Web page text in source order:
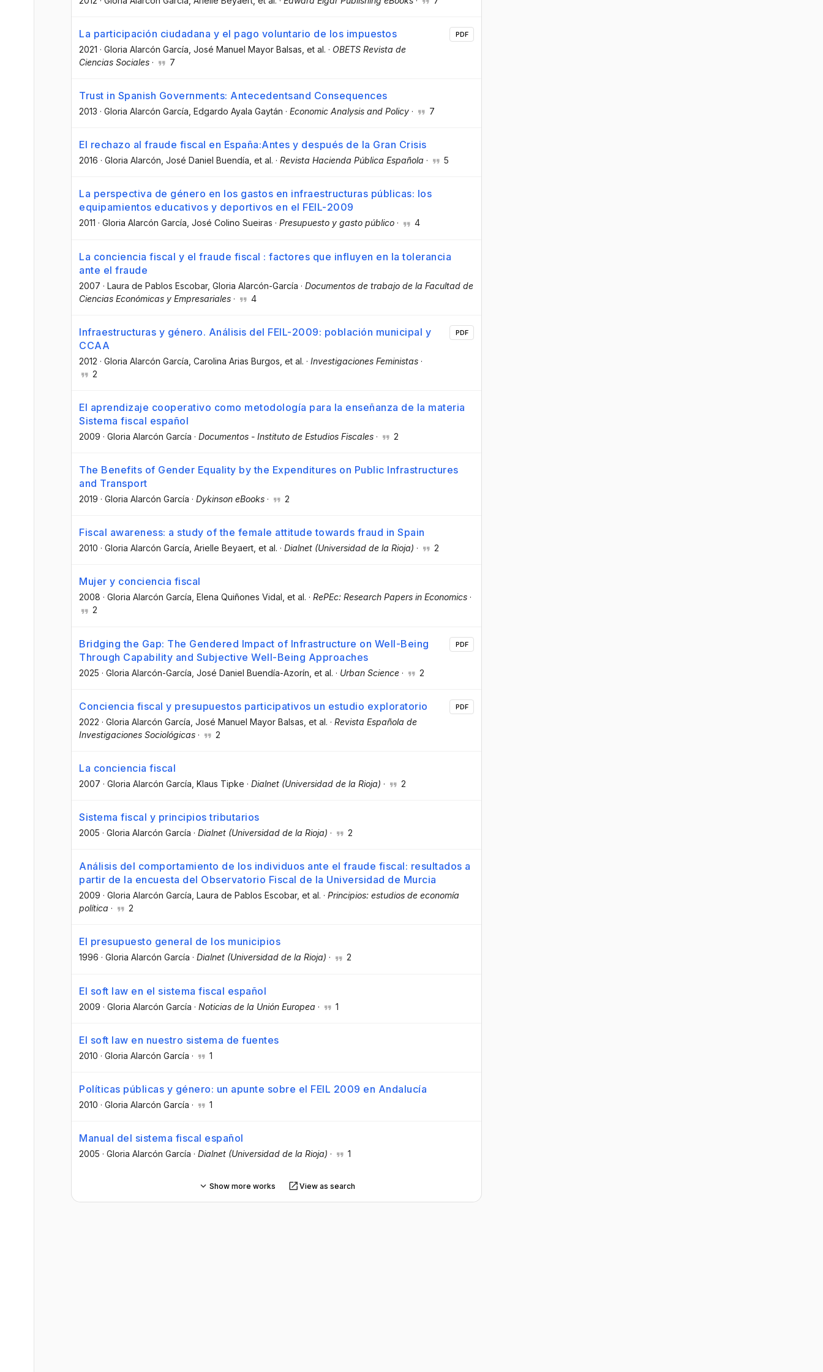
La participación ciudadana y el pago voluntario de los impuestos
2021 · Gloria Alarcón García , José Manuel Mayor Balsas , et al. · OBETS Revista de
Ciencias Sociales · 7
PDF
Trust in Spanish Governments: Antecedentsand Consequences
2013 · Gloria Alarcón García , Edgardo Ayala Gaytán · Economic Analysis and Policy · 7
El rechazo al fraude fiscal en España:Antes y después de la Gran Crisis
2016 · Gloria Alarcón , José Daniel Buendía , et al. · Revista Hacienda Pública Española · 5
La perspectiva de género en los gastos en infraestructuras públicas: los
equipamientos educativos y deportivos en el FEIL-2009
2011 · Gloria Alarcón García , José Colino Sueiras · Presupuesto y gasto público · 4
La conciencia fiscal y el fraude fiscal : factores que influyen en la tolerancia
ante el fraude
2007 · Laura de Pablos Escobar, Gloria Alarcón-García · Documentos de trabajo de la Facultad de
Ciencias Económicas y Empresariales · 4
Infraestructuras y género. Análisis del FEIL-2009: población municipal y
CCAA
2012 · Gloria Alarcón García , Carolina Arias Burgos , et al. · Investigaciones Feministas ·
2
PDF
El aprendizaje cooperativo como metodología para la enseñanza de la materia
Sistema fiscal español
2009 · Gloria Alarcón García · Documentos - Instituto de Estudios Fiscales · 2
The Benefits of Gender Equality by the Expenditures on Public Infrastructures
and Transport
2019 · Gloria Alarcón García · Dykinson eBooks · 2
Fiscal awareness: a study of the female attitude towards fraud in Spain
2010 · Gloria Alarcón García , Arielle Beyaert , et al. · Dialnet (Universidad de la Rioja) · 2
Mujer y conciencia fiscal
2008 · Gloria Alarcón García, Elena Quiñones Vidal, et al. · RePEc: Research Papers in Economics ·
2
Bridging the Gap: The Gendered Impact of Infrastructure on Well-Being
Through Capability and Subjective Well-Being Approaches
2025 · Gloria Alarcón-García , José Daniel Buendía-Azorín , et al. · Urban Science · 2
PDF
Conciencia fiscal y presupuestos participativos un estudio exploratorio
2022 · Gloria Alarcón García , José Manuel Mayor Balsas , et al. · Revista Española de
Investigaciones Sociológicas · 2
PDF
La conciencia fiscal
2007 · Gloria Alarcón García , Klaus Tipke · Dialnet (Universidad de la Rioja) · 2
Sistema fiscal y principios tributarios
2005 · Gloria Alarcón García · Dialnet (Universidad de la Rioja) · 2
Análisis del comportamiento de los individuos ante el fraude fiscal: resultados a
partir de la encuesta del Observatorio Fiscal de la Universidad de Murcia
2009 · Gloria Alarcón García , Laura de Pablos Escobar, et al. · Principios: estudios de economía
política · 2
El presupuesto general de los municipios
1996 · Gloria Alarcón García · Dialnet (Universidad de la Rioja) · 2
El soft law en el sistema fiscal español
2009 · Gloria Alarcón García · Noticias de la Unión Europea · 1
El soft law en nuestro sistema de fuentes
2010 · Gloria Alarcón García · 1
Políticas públicas y género: un apunte sobre el FEIL 2009 en Andalucía
2010 · Gloria Alarcón García · 1
Manual del sistema fiscal español
2005 · Gloria Alarcón García · Dialnet (Universidad de la Rioja) · 1
Show more works View as search